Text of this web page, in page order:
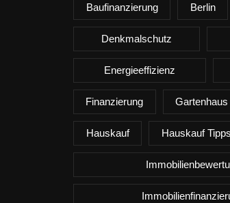
Baufinanzierung Berlin
Denkmalschutz
Energieeffizienz
Finanzierung Gartenhaus
Hauskauf Hauskauf Tipps